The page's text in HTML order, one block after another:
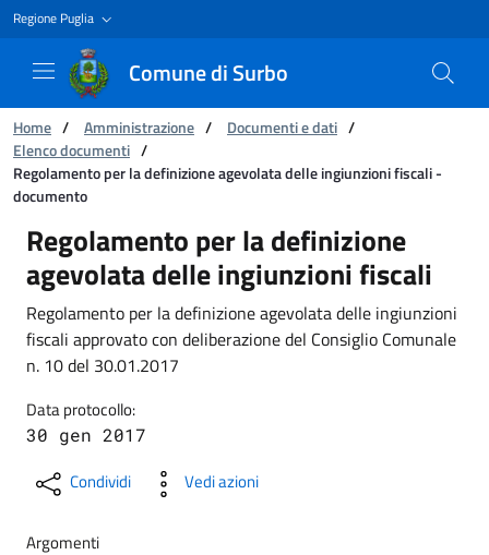
Regione Puglia
Comune di Surbo
Ti trovi in:
Home / Amministrazione / Documenti e dati /
Elenco documenti /
Regolamento per la definizione agevolata delle ingiunzioni fiscali -
documento
Regolamento per la definizione agevolata
Regolamento per la definizione
agevolata delle ingiunzioni fiscali
Regolamento per la definizione agevolata delle ingiunzioni
fiscali approvato con deliberazione del Consiglio Comunale
n. 10 del 30.01.2017
Data protocollo:
30 gen 2017
Condividi Vedi azioni
Argomenti